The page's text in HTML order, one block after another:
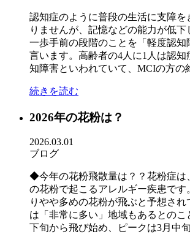
認知症のように普段の生活に支障を
りませんが、記憶などの能力が低下
一歩手前の段階のことを「軽度認知
言います。高齢者の4人に1人は認
知障害といわれていて、MCIの方の
続きを読む
2026年の花粉は？
2026.03.01
ブログ
◆今年の花粉飛散量は？？花粉症は
の花粉で起こるアレルギー疾患です
りやや多めの花粉が飛ぶと予想され
は「非常に多い」地域もあるとのこ
下旬から飛び始め、ピークは3月中